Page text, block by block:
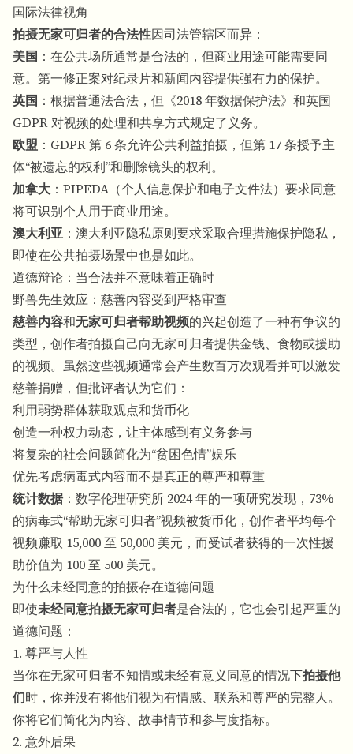
国际法律视角
拍摄无家可归者的合法性因司法管辖区而异：
美国 ：在公共场所通常是合法的，但商业用途可能需要同
意。第一修正案对纪录片和新闻内容提供强有力的保护。
英国 ：根据普通法合法，但《2018 年数据保护法》和英国
GDPR 对视频的处理和共享方式规定了义务。
欧盟 ：GDPR 第 6 条允许公共利益拍摄，但第 17 条授予主
体“被遗忘的权利”和删除镜头的权利。
加拿大 ：PIPEDA（个人信息保护和电子文件法）要求同意
将可识别个人用于商业用途。
澳大利亚 ：澳大利亚隐私原则要求采取合理措施保护隐私，
即使在公共拍摄场景中也是如此。
道德辩论：当合法并不意味着正确时
野兽先生效应：慈善内容受到严格审查
慈善内容和无家可归者帮助视频的兴起创造了一种有争议的
类型，创作者拍摄自己向无家可归者提供金钱、食物或援助
的视频。虽然这些视频通常会产生数百万次观看并可以激发
慈善捐赠，但批评者认为它们：
利用弱势群体获取观点和货币化
创造一种权力动态，让主体感到有义务参与
将复杂的社会问题简化为“贫困色情”娱乐
优先考虑病毒式内容而不是真正的尊严和尊重
统计数据：数字伦理研究所 2024 年的一项研究发现，73%
的病毒式“帮助无家可归者”视频被货币化，创作者平均每个
视频赚取 15,000 至 50,000 美元，而受试者获得的一次性援
助价值为 100 至 500 美元。
为什么未经同意的拍摄存在道德问题
即使未经同意拍摄无家可归者是合法的，它也会引起严重的
道德问题：
1. 尊严与人性
当你在无家可归者不知情或未经有意义同意的情况下拍摄他
们时，你并没有将他们视为有情感、联系和尊严的完整人。
你将它们简化为内容、故事情节和参与度指标。
2. 意外后果